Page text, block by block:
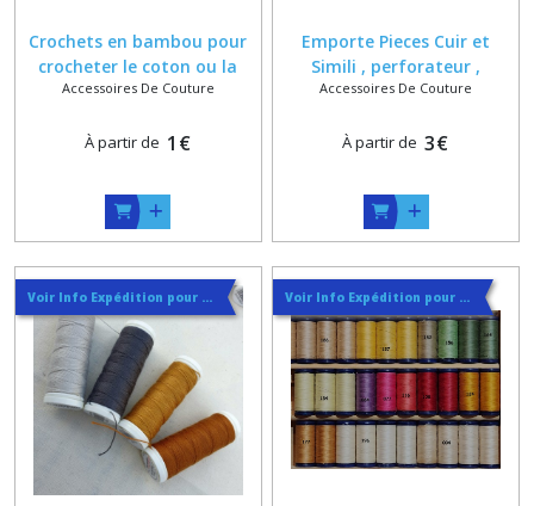
Crochets en bambou pour
crocheter le coton ou la
laine , tailles 5 , 6 , 7 , 8 , 9 ,
Accessoires De Couture
À partir de 1 €
Emporte Pieces Cuir et
Simili , perforateur ,
perçage cuir ,
Accessoires De Couture
À partir de 3€
Voir Info Expédition pour Régler les Frais de Port au Meilleur Prix , En haut d'ecran à Droite Voir Info Expédition pour Régler les Frais de Port au Meilleur Prix , En haut d'ecran à Droite